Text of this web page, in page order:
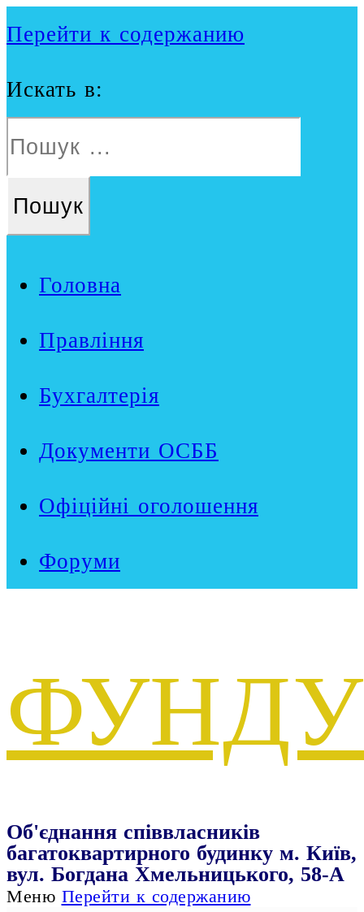
Перейти к содержанию
Искать в:
Головна
Правління
Бухгалтерія
Документи ОСББ
Офіційні оголошення
Форуми
Об'єднання співвласників
багатоквартирного будинку м. Київ,
вул. Богдана Хмельницького, 58-А
Меню Перейти к содержанию